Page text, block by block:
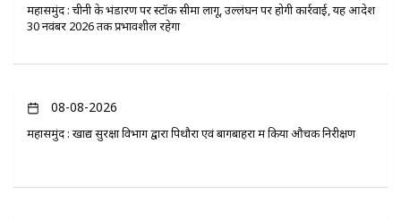
महासमुंद : चीनी के भंडारण पर स्टॉक सीमा लागू, उल्लंघन पर होगी कार्रवाई, यह आदेश
30 नवंबर 2026 तक प्रभावशील रहेगा
08-08-2026
महासमुंद : खाद्य सुरक्षा विभाग द्वारा पिथौरा एवं बागबाहरा में किया औचक निरीक्षण